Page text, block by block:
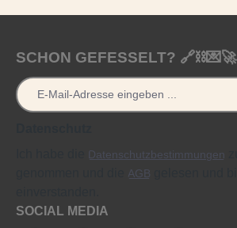
SCHON GEFESSELT? 🔗⛓️💌🚀
Datenschutzbestimmungen
AGB
SOCIAL MEDIA